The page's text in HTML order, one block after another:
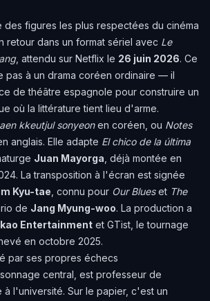
des figures les plus respectées du cinéma
retour dans un format sériel avec Le
, attendu sur Netflix le 26 juin 2026. Ce
pas à un drama coréen ordinaire — il
de théâtre espagnole pour construire un
où la littérature tient lieu d'arme.
kkeutjul sonyeonen coréen, ou Notes
anglais. Elle adapte El chico de la última
Juan Mayorga , déjà montée en
La transposition à l'écran est signée
Kyu-tae , connu pour Our Blueset The
de Jang Myung-woo. La production a
Entertainment et GTist, le tournage
en octobre 2025.
par ses propres échecs
central, est professeur de
l'université. Sur le papier, c'est un